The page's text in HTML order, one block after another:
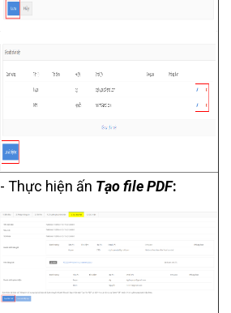
- Thực hiện ấn Tạo file PDF: